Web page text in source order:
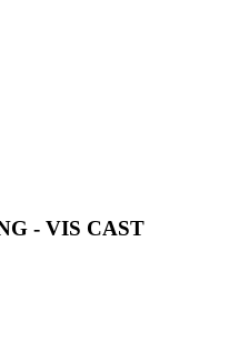
- VIS CAST